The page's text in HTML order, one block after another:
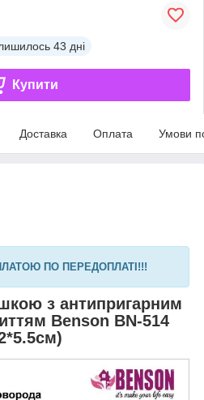
43 дні
Купити
Доставка Оплата Умови
ПО ПЕРЕДОПЛАТІ!!!
з антипригарним
Benson BN-514